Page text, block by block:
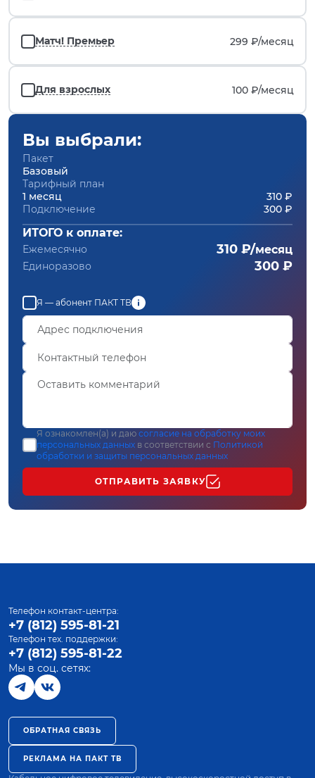
Матч! Премьер 299 ₽/месяц
Для взрослых 100 ₽/месяц
Вы выбрали:
Пакет
Базовый
Тарифный план
1 месяц
310 ₽
Подключение
300 ₽
ИТОГО к оплате:
Ежемесячно 310 ₽/месяц
Единоразово 300 ₽
Я — абонент ПАКТ ТВ
Я ознакомлен(а) и даю согласие на обработку моих
персональных данных в соответствии с Политикой
обработки и защиты персональных данных
ОТПРАВИТЬ ЗАЯВКУ
Телефон контакт-центра:
+7 (812) 595-81-21
Телефон тех. поддержки:
+7 (812) 595-81-22
Мы в соц. сетях:
ОБРАТНАЯ СВЯЗЬ
РЕКЛАМА НА ПАКТ ТВ